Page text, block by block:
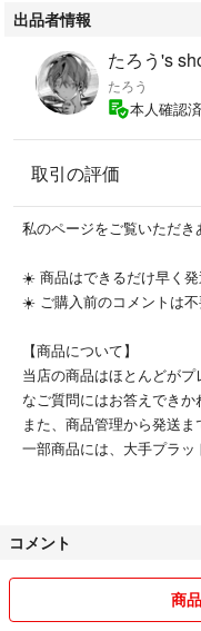
出品者情報
たろう's
たろう
本人確認済
取引の評価
私のページをご覧いただき
☀️ 商品はできるだけ早く発
☀️ ご購入前のコメントは不
【商品について】
当店の商品はほとんどが
なご質問にはお答えできか
また、商品管理から発送ま
一部商品には、大手プラ
ている場合がございます
楽天ラクマで販売している
【委託業者・配送について
コメント
商